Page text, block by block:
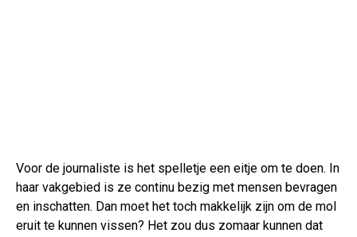
Voor de journaliste is het spelletje een eitje om te doen. In
haar vakgebied is ze continu bezig met mensen bevragen
en inschatten. Dan moet het toch makkelijk zijn om de mol
eruit te kunnen vissen? Het zou dus zomaar kunnen dat